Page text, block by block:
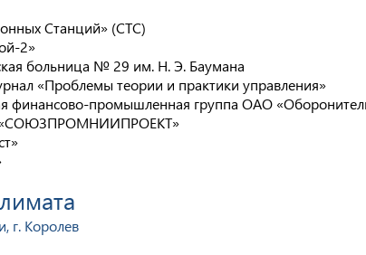
Станций» (СТС)
2»
больница № 29 им. Н. Э. Баумана
«Проблемы теории и практики управления»
финансово-промышленная группа ОАО
г. Королев